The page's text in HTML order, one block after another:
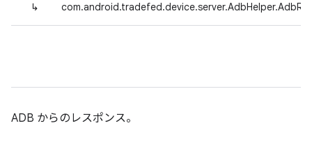
↳
ADB からのレスポンス。